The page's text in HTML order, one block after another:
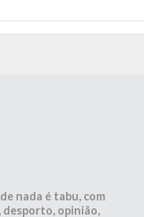
nada é tabu, com
desporto, opinião,